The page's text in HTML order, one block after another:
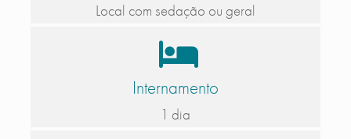
Local com sedação ou geral
Internamento
1 dia